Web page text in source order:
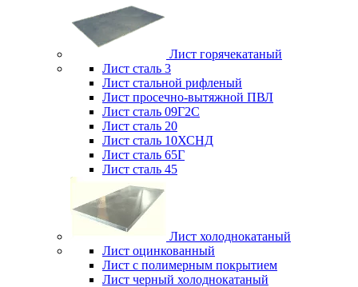
Лист горячекатаный
Лист сталь 3
Лист стальной рифленый
Лист просечно-вытяжной ПВЛ
Лист сталь 09Г2С
Лист сталь 20
Лист сталь 10ХСНД
Лист сталь 65Г
Лист сталь 45
Лист холоднокатаный
Лист оцинкованный
Лист с полимерным покрытием
Лист черный холоднокатаный